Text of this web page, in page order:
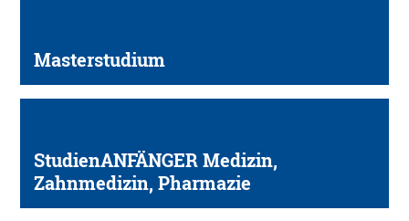
Masterstudium
StudienANFÄNGER Medizin,
Zahnmedizin, Pharmazie